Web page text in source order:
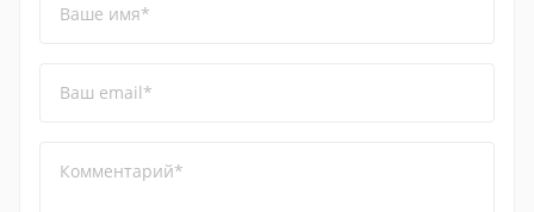
Ваше имя*
Ваш email*
Комментарий*